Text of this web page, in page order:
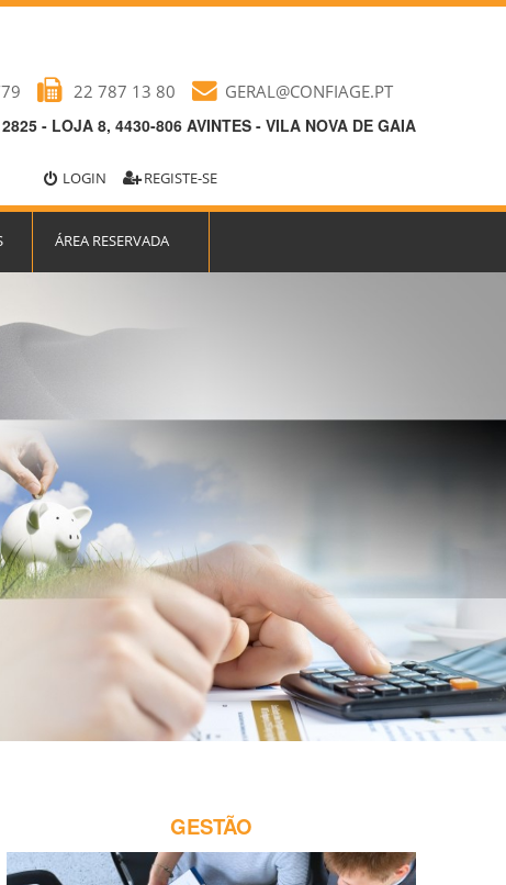
22 787 13 80
GERAL@CONFIAGE.PT
- LOJA 8, 4430-806 AVINTES - VILA NOVA DE GAIA
LOGIN REGISTE-SE
ÁREA RESERVADA
GESTÃO